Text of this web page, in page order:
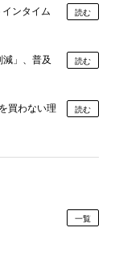
ンタイム
読む
」、普及
読む
買わない理
読む
一覧